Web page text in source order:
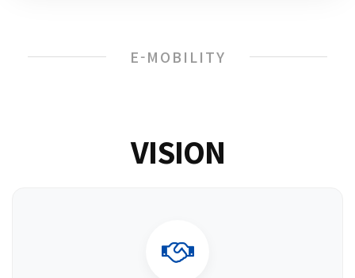
E-MOBILITY
VISION